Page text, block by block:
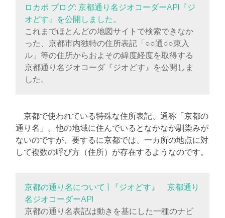
ロカポ ブログ: 京都通り名ジオコーダーAPI『ジ
オどす』を公開しました。
これまでほとんどの地図サイトで検索できなか
った、京都市内独特の住所表記「○○通○○東入
ル」等の住所からおよその緯度経度を取得する
京都通り名ジオコーダ『ジオどす』を公開しま
した。
京都で使われている特殊な住所表記、通称「京都の
通り名」。他の地域に住んでいるとなかなか馴染みが
ないのですが、要するに京都では、一カ所の地点に対
して複数の呼び方（住所）が存在するようなのです。
京都の通り名について | 『ジオどす』 京都通り
名ジオコーダーAPI
京都の通り名表記は動きを基にした一種のナビ